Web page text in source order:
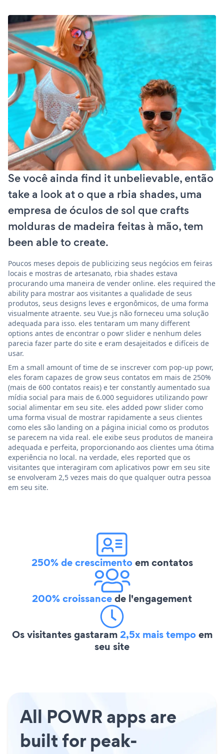
Se você ainda find it unbelievable, então
take a look at o que a rbia shades, uma
empresa de óculos de sol que crafts
molduras de madeira feitas à mão, tem
been able to create.
Poucos meses depois de publicizing seus negócios em feiras
locais e mostras de artesanato, rbia shades estava
procurando uma maneira de vender online. eles required the
ability para mostrar aos visitantes a qualidade de seus
produtos, seus designs leves e ergonômicos, de uma forma
visualmente atraente. seu Vue.js não forneceu uma solução
adequada para isso. eles tentaram um many different
options antes de encontrar o powr slider e nenhum deles
parecia fazer parte do site e eram desajeitados e difíceis de
usar.
Em a small amount of time de se inscrever com pop-up powr,
eles foram capazes de grow seus contatos em mais de 250%
(mais de 600 contatos reais) e ter constantly aumentado sua
mídia social para mais de 6.000 seguidores utilizando powr
social alimentar em seu site. eles added powr slider como
uma forma visual de mostrar rapidamente a seus clientes
como eles são landing on a página inicial como os produtos
se parecem na vida real. ele exibe seus produtos de maneira
adequada e perfeita, proporcionando aos clientes uma ótima
experiência no local. na verdade, eles reported que os
visitantes que interagiram com aplicativos powr em seu site
se envolveram 2,5 vezes mais do que qualquer outra pessoa
em seu site.
250% de crescimentoem contatos
200% croissancede l'engagement
Os visitantes gastaram2,5x mais tempoem
seu site
All POWR apps are
built for peak-